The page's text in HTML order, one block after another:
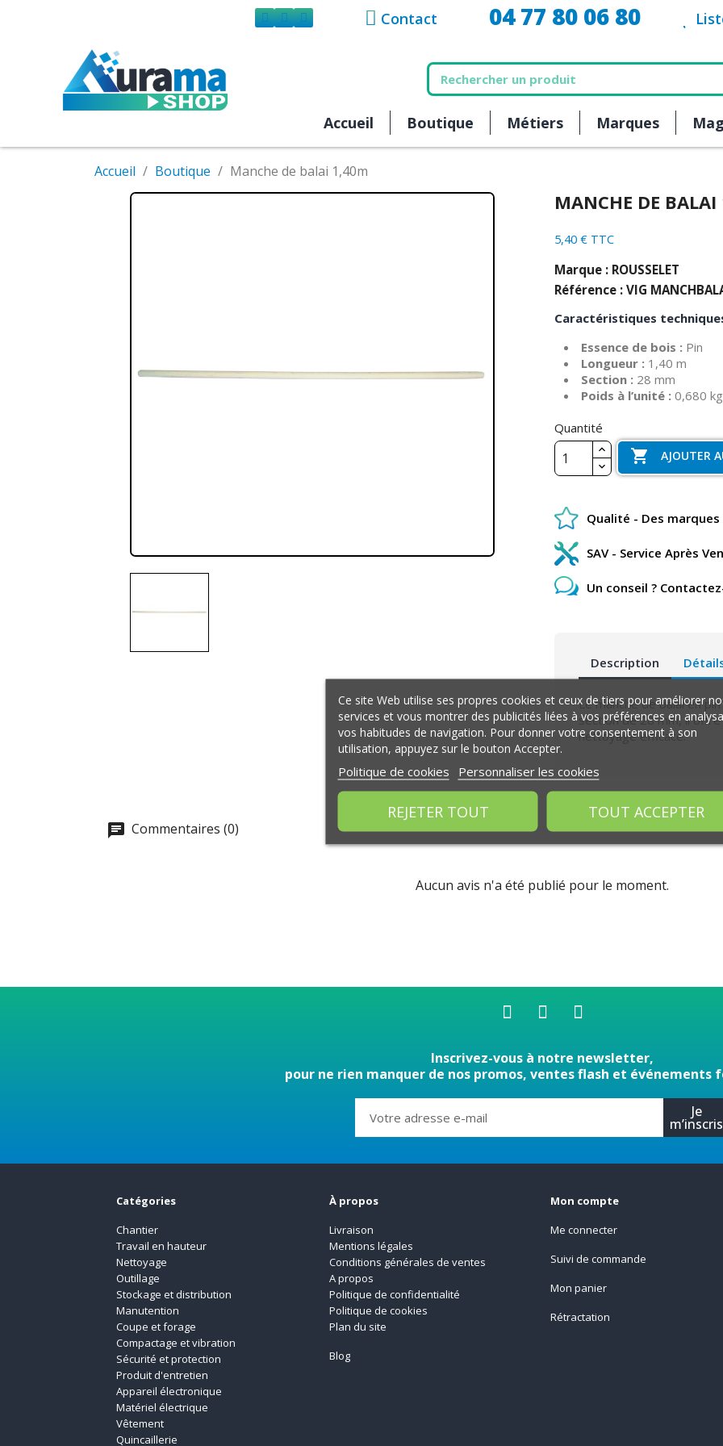
Contact 04 77 80 06 80
Accueil Boutique Métiers Marques
Accueil Boutique Manche de balai 1,40m
MANCHE DE
5,40 € TTC
Marque : ROUSSELET
Référence : VIG
Caractéristiques
Essence de bois : Pin
Longueur : 1,40 m
Section : 28 mm
Poids à l’unité : 0,680 kg
Quantité
 AJOUTER
Qualité - Des
SAV - Service Après
Un conseil ?
Description
Le manche de balai en
section de 28 mm, il
nettoyage efficace.
Commentaires (0)
Aucun avis n'a été publié pour le moment.
Inscrivez-vous à notre newsletter,
pour ne rien manquer de nos promos, ventes flash et événements
Je
m’inscris
Catégories
Chantier
Travail en hauteur
Nettoyage
Outillage
Stockage et distribution
Manutention
Coupe et forage
Compactage et vibration
Sécurité et protection
Produit d'entretien
Appareil électronique
Matériel électrique
Vêtement
Quincaillerie
À propos
Livraison
Mentions légales
Conditions générales de ventes
A propos
Politique de confidentialité
Politique de cookies
Plan du site
Blog
Mon compte
Me connecter
Suivi de commande
Mon panier
Rétractation
Ce site Web utilise ses propres cookies et ceux de tiers pour améliorer
services et vous montrer des publicités liées à vos préférences en
vos habitudes de navigation. Pour donner votre consentement à son
utilisation, appuyez sur le bouton Accepter.
Politique de cookies Personnaliser les cookies
REJETER TOUT TOUT ACCEPTER